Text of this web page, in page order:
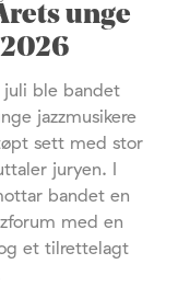
unge
juli ble bandet
jazzmusikere
sett med stor
juryen. I
bandet en
med en
et tilrettelagt